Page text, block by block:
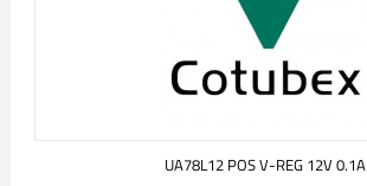
UA78L12 POS V-REG 12V 0.1A